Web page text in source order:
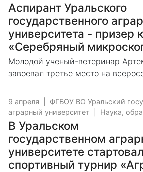
Аспирант Уральского
государственного
университета - призер
«Серебряный
Молодой ученый-ветеринар
завоевал третье место на
9 апреля
ФГБОУ ВО Уральский
аграрный университет
Наука,
В Уральском
государственном
университете стартовал
спортивный турнир